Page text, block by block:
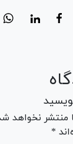
منتشر نخواهد
*